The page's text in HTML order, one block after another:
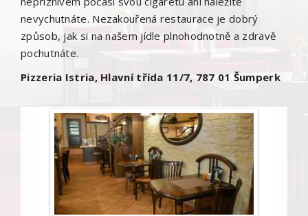
nevychutnáte. Nezakouřená restaurace je dobrý
způsob, jak si na našem jídle plnohodnotně a zdravě
pochutnáte.
Pizzeria Istria, Hlavní třída 11/7, 787 01 Šumperk